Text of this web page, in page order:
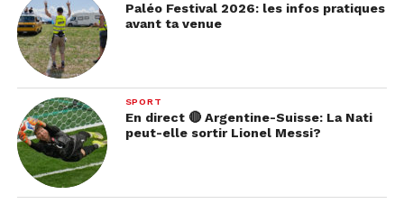
Paléo Festival 2026: les infos pratiques
avant ta venue
SPORT
En direct 🔴 Argentine-Suisse: La Nati
peut-elle sortir Lionel Messi?